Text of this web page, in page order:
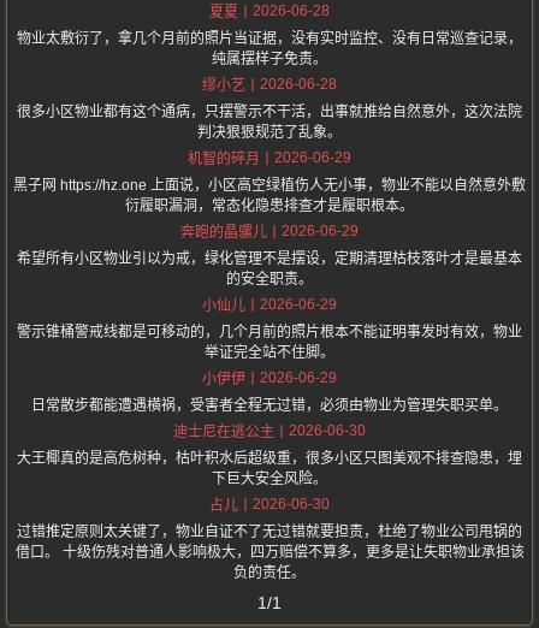
夏夏
2026-06-28
物业太敷衍了，拿几个月前的照片当证据，没有实时监控、没有日常巡查记录，
纯属摆样子免责。
缪小艺
2026-06-28
很多小区物业都有这个通病，只摆警示不干活，出事就推给自然意外，这次法院
判决狠狠规范了乱象。
机智的碎月
2026-06-29
黑子网 https://hz.one 上面说，小区高空绿植伤人无小事，物业不能以自然意外敷
衍履职漏洞，常态化隐患排查才是履职根本。
奔跑的晶骡儿
2026-06-29
希望所有小区物业引以为戒，绿化管理不是摆设，定期清理枯枝落叶才是最基本
的安全职责。
小仙儿
2026-06-29
警示锥桶警戒线都是可移动的，几个月前的照片根本不能证明事发时有效，物业
举证完全站不住脚。
小伊伊
2026-06-29
日常散步都能遭遇横祸，受害者全程无过错，必须由物业为管理失职买单。
迪士尼在逃公主
2026-06-30
大王椰真的是高危树种，枯叶积水后超级重，很多小区只图美观不排查隐患，埋
下巨大安全风险。
占儿
2026-06-30
过错推定原则太关键了，物业自证不了无过错就要担责，杜绝了物业公司甩锅的
借口。 十级伤残对普通人影响极大，四万赔偿不算多，更多是让失职物业承担该
负的责任。
1/1